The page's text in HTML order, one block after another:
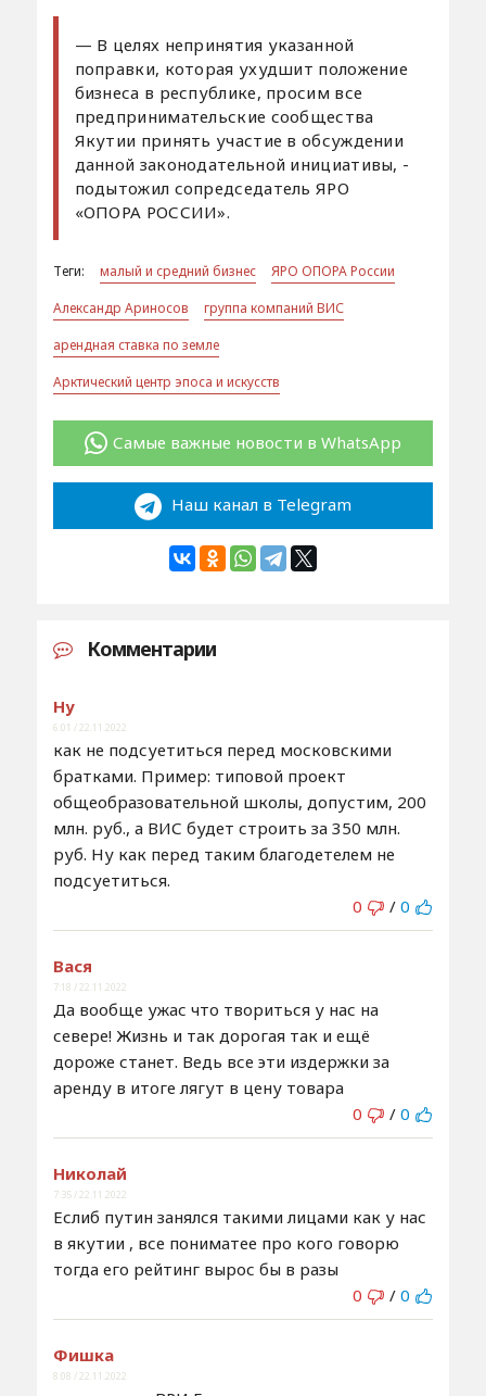
— В целях непринятия указанной
поправки, которая ухудшит положение
бизнеса в республике, просим все
предпринимательские сообщества
Якутии принять участие в обсуждении
данной законодательной инициативы, -
подытожил сопредседатель ЯРО
«ОПОРА РОССИИ».
Теги: малый и средний бизнес
ЯРО ОПОРА России
Александр Ариносов
группа компаний ВИС
арендная ставка по земле
Арктический центр эпоса и искусств
Самые важные новости в WhatsApp
Наш канал в Telegram
Комментарии
Ну
6:01 / 22.11.2022
как не подсуетиться перед московскими
братками. Пример: типовой проект
общеобразовательной школы, допустим, 200
млн. руб., а ВИС будет строить за 350 млн.
руб. Ну как перед таким благодетелем не
подсуетиться.
0
/ 0
Вася
7:18 / 22.11.2022
Да вообще ужас что твориться у нас на
севере! Жизнь и так дорогая так и ещё
дороже станет. Ведь все эти издержки за
аренду в итоге лягут в цену товара
0
/ 0
Николай
7:35 / 22.11.2022
Еслиб путин занялся такими лицами как у нас
в якутии , все пониматее про кого говорю
тогда его рейтинг вырос бы в разы
0
/ 0
Фишка
8:08 / 22.11.2022